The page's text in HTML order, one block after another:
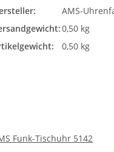
AMS-
0,50 kg
0,50 kg
Funk-Tischuhr 5142